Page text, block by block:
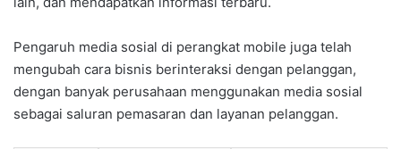
Pengaruh media sosial di perangkat mobile juga telah
mengubah cara bisnis berinteraksi dengan pelanggan,
dengan banyak perusahaan menggunakan media sosial
sebagai saluran pemasaran dan layanan pelanggan.